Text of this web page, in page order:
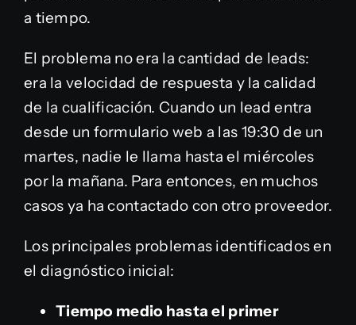
a tiempo.
El problema no era la cantidad de leads:
era la velocidad de respuesta y la calidad
de la cualificación. Cuando un lead entra
desde un formulario web a las 19:30 de un
martes, nadie le llama hasta el miércoles
por la mañana. Para entonces, en muchos
casos ya ha contactado con otro proveedor.
Los principales problemas identificados en
el diagnóstico inicial:
Tiempo medio hasta el primer